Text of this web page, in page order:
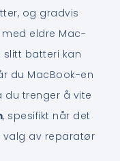
og gradvis
eldre Mac-
slitt batteri kan
du MacBook-en
du trenger å vite
, spesifikt når det
av reparatør